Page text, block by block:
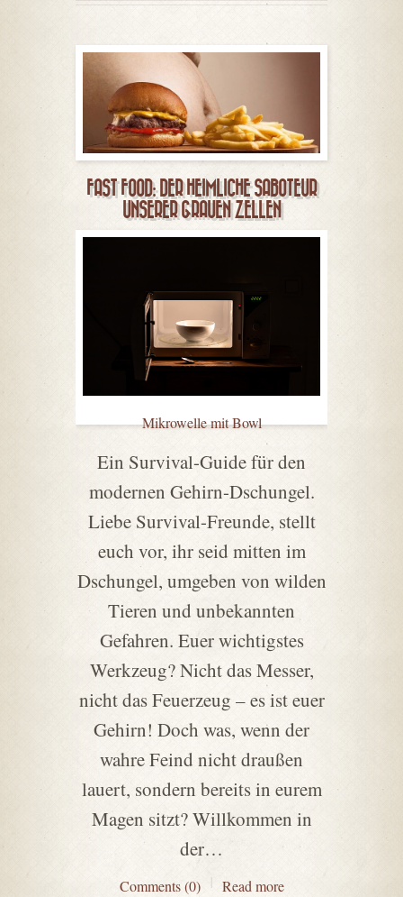
FAST FOOD: DER HEIMLICHE SABOTEUR
UNSERER GRAUEN ZELLEN
Mikrowelle mit Bowl
Ein Survival-Guide für den
modernen Gehirn-Dschungel.
Liebe Survival-Freunde, stellt
euch vor, ihr seid mitten im
Dschungel, umgeben von wilden
Tieren und unbekannten
Gefahren. Euer wichtigstes
Werkzeug? Nicht das Messer,
nicht das Feuerzeug – es ist euer
Gehirn! Doch was, wenn der
wahre Feind nicht draußen
lauert, sondern bereits in eurem
Magen sitzt? Willkommen in
der…
Comments (0) Read more